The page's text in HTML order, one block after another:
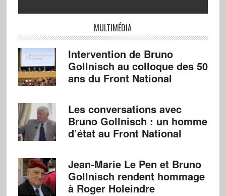
MULTIMÉDIA
Intervention de Bruno
Gollnisch au colloque des 50
ans du Front National
Les conversations avec
Bruno Gollnisch : un homme
d’état au Front National
Jean-Marie Le Pen et Bruno
Gollnisch rendent hommage
à Roger Holeindre